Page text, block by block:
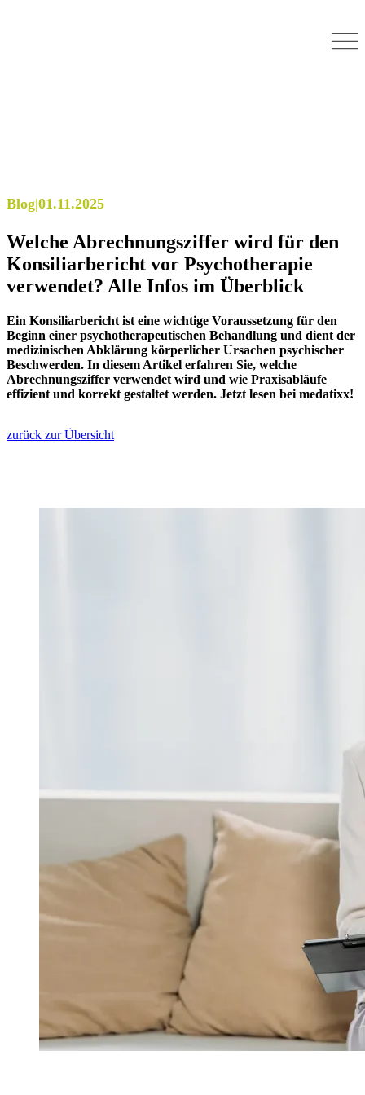
Blog|01.11.2025
Welche Abrechnungsziffer wird für den
Konsiliarbericht vor Psychotherapie
verwendet? Alle Infos im Überblick
Ein Konsiliarbericht ist eine wichtige Voraussetzung für den
Beginn einer psychotherapeutischen Behandlung und dient der
medizinischen Abklärung körperlicher Ursachen psychischer
Beschwerden. In diesem Artikel erfahren Sie, welche
Abrechnungsziffer verwendet wird und wie Praxisabläufe
effizient und korrekt gestaltet werden. Jetzt lesen bei medatixx!
zurück zur Übersicht